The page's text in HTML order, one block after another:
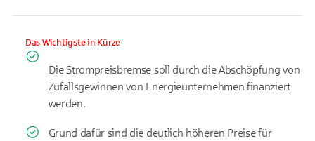
Das Wichtigste in Kürze
Die Strompreisbremse soll durch die Abschöpfung von
Zufallsgewinnen von Energieunternehmen finanziert
werden.
Grund dafür sind die deutlich höheren Preise für